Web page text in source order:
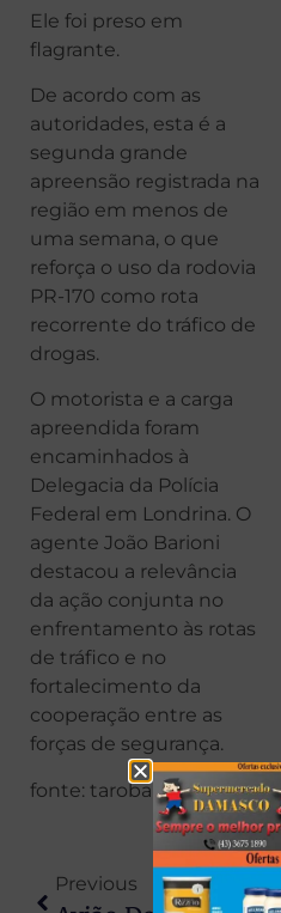
Ele foi preso em
flagrante.
De acordo com as
autoridades, esta é a
segunda grande
apreensão registrada na
região em menos de
uma semana, o que
reforça o uso da rodovia
PR-170 como rota
recorrente do tráfico de
drogas.
O motorista e a carga
apreendida foram
encaminhados à
Delegacia da Polícia
Federal em Londrina. O
agente João Barioni
destacou a relevância
da ação conjunta no
enfrentamento às rotas
de tráfico e no
fortalecimento da
cooperação entre as
forças de segurança.
fonte: taroba
Previous